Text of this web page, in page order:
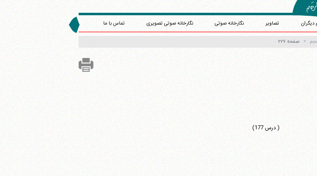
دیگران تصاویر نگارخانه صوتی نگارخانه صوتی تصویری تماس با ما
صفحه ۲۲۷
( درس 177)